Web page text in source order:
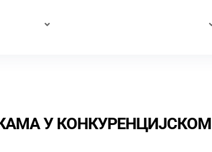
У КОНКУРЕНЦИЈСКОМ